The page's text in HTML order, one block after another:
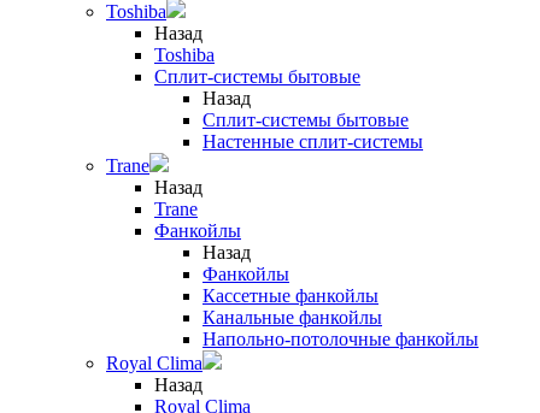
Toshiba
Назад
Toshiba
Сплит-системы бытовые
Назад
Сплит-системы бытовые
Настенные сплит-системы
Trane
Назад
Trane
Фанкойлы
Назад
Фанкойлы
Кассетные фанкойлы
Канальные фанкойлы
Напольно-потолочные фанкойлы
Royal Clima
Назад
Royal Clima